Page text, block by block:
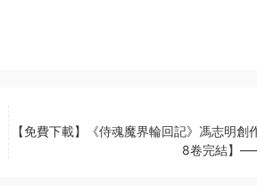
【免費下載】《侍魂魔界輪回記》馮志明
8卷完結】